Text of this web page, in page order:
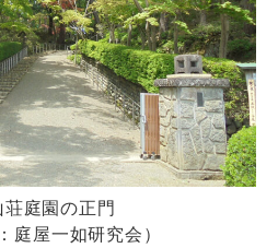
荘庭園の正門
庭屋一如研究会）